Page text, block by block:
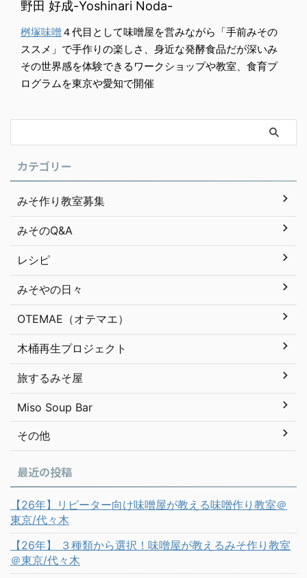
野田 好成-Yoshinari Noda-
桝塚味噌４代目として味噌屋を営みながら「手前みその
ススメ」で手作りの楽しさ、身近な発酵食品だが深いみ
その世界感を体験できるワークショップや教室、食育プ
ログラムを東京や愛知で開催
カテゴリー
みそ作り教室募集
みそのQ&A
レシピ
みそやの日々
OTEMAE（オテマエ）
木桶再生プロジェクト
旅するみそ屋
Miso Soup Bar
その他
最近の投稿
【26年】リピーター向け味噌屋が教える味噌作り教室＠
東京/代々木
【26年】 ３種類から選択！味噌屋が教えるみそ作り教室
＠東京/代々木